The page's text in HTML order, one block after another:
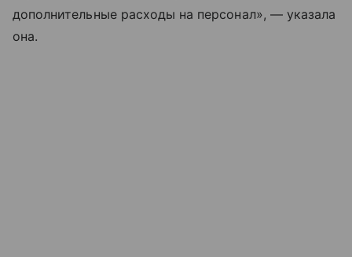
дополнительные расходы на персонал», — указала
она.